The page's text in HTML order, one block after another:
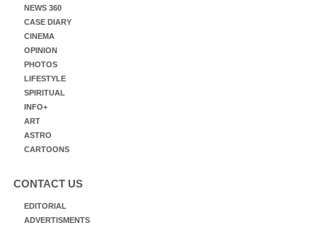
NEWS 360
CASE DIARY
CINEMA
OPINION
PHOTOS
LIFESTYLE
SPIRITUAL
INFO+
ART
ASTRO
CARTOONS
CONTACT US
EDITORIAL
ADVERTISMENTS